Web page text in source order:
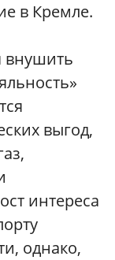
в Кремле.
внушить
выгод,
интереса
однако,